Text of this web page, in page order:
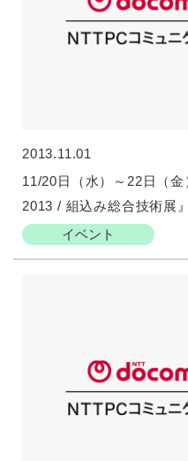
2013.11.01
イベント
11/20日（水）～22日（
2013 / 組込み総合技術展